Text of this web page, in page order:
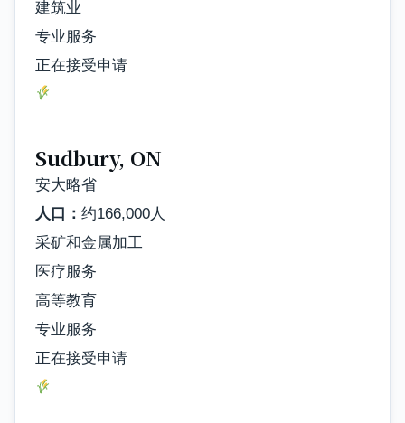
建筑业
专业服务
正在接受申请
Sudbury, ON
安大略省
人口： 约166,000人
采矿和金属加工
医疗服务
高等教育
专业服务
正在接受申请